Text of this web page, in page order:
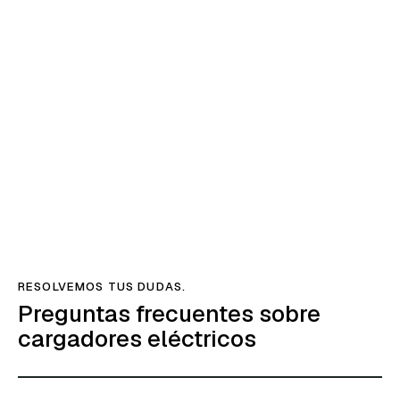
RESOLVEMOS TUS DUDAS.
Preguntas frecuentes sobre
cargadores eléctricos